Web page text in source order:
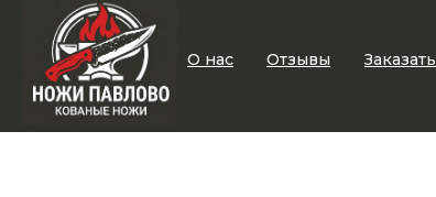
Заказать
Отзывы
О нас